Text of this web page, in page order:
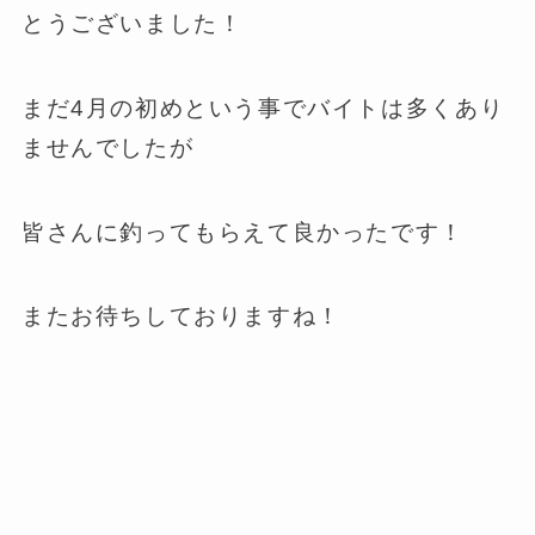
とうございました！
まだ4月の初めという事でバイトは多くあり
ませんでしたが
皆さんに釣ってもらえて良かったです！
またお待ちしておりますね！